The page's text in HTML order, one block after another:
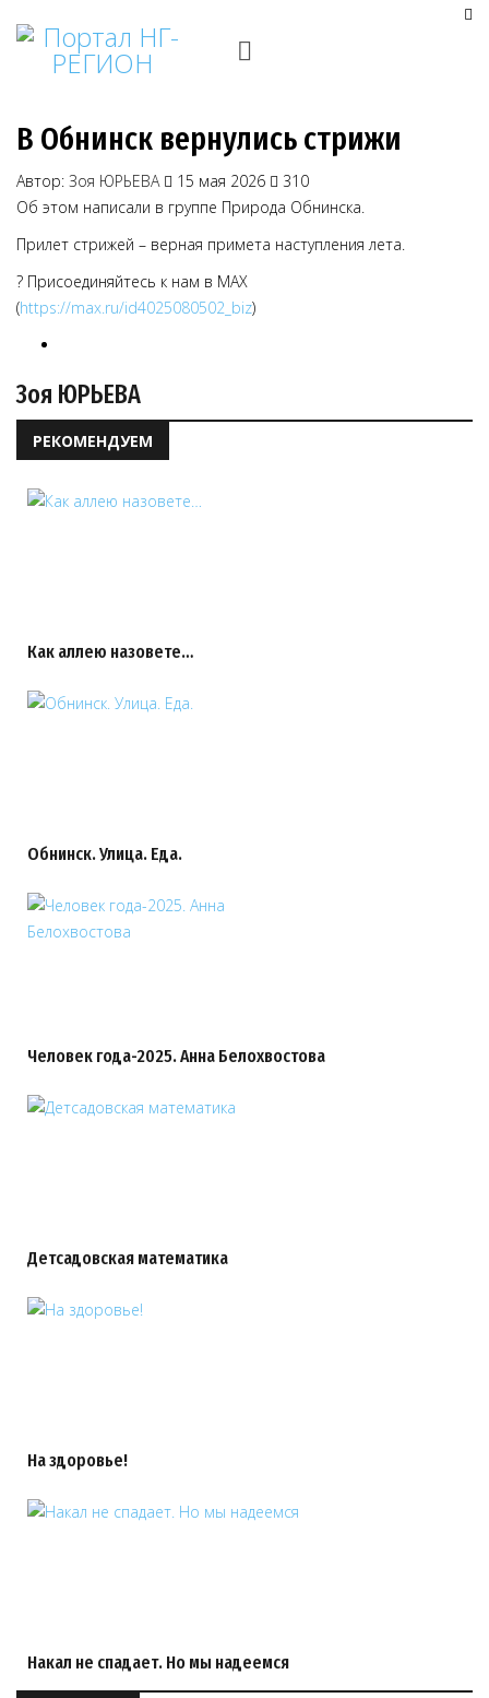
В Обнинск вернулись стрижи
Автор: Зоя ЮРЬЕВА 15 мая 2026
310
Об этом написали в группе Природа Обнинска.
Прилет стрижей – верная примета наступления лета.
? Присоединяйтесь к нам в MAX
(https://max.ru/id4025080502_biz)
Зоя ЮРЬЕВА
РЕКОМЕНДУЕМ
Как аллею назовете…
Обнинск. Улица. Еда.
Человек года-2025. Анна Белохвостова
Детсадовская математика
На здоровье!
Накал не спадает. Но мы надеемся